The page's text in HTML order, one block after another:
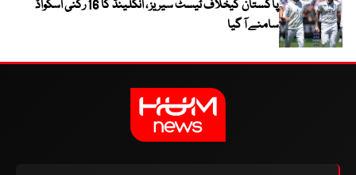
پاکستان کیخلاف ٹیسٹ سیریز ، انگلینڈ کا 16 رکنی اسکواڈ
سامنے آ گیا